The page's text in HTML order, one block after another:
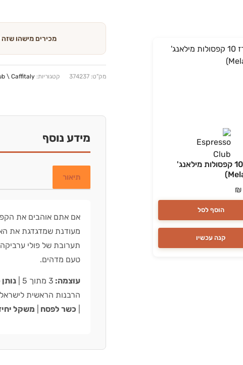
מארז 10 קפסולות מילאנג'
₪
הוסף לסל
קנה עכשיו
מכירים מישהו
מק"ט: 374237 קטגוריות: \ Caffitaly
מידע נוסף
תיאור
אם אתם אוהבים את
מעודנת שמדגדגת את
תערובת של פולי
טעם מדהים.
עוצמה: 3 מתוך 5 |
הרבנות הראשית לישראל
כשר לפסח משקל